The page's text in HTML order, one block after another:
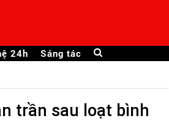
24h Sáng tác
trần sau loạt bình